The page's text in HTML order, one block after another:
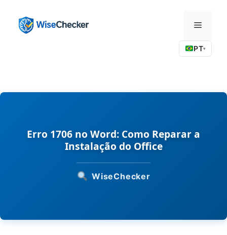
Menu
PT▾
Erro 1706 no Word: Como Reparar a
Instalação do Office
WiseChecker